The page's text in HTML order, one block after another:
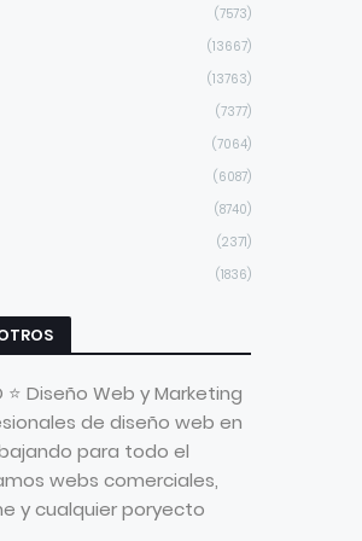
(7573)
(13667)
(13763)
(7377)
(7064)
(6087)
(8740)
(2371)
(1836)
⭐ Diseño Web y Marketing
de diseño web en
para todo el
webs comerciales,
y cualquier poryecto